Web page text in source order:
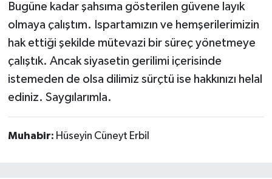
Bugüne kadar şahsıma gösterilen güvene layık
olmaya çalıştım. Ispartamızın ve hemşerilerimizin
hak ettiği şekilde mütevazi bir süreç yönetmeye
çalıştık. Ancak siyasetin gerilimi içerisinde
istemeden de olsa dilimiz sürçtü ise hakkınızı helal
ediniz. Saygılarımla.
Muhabir: Hüseyin Cüneyt Erbil